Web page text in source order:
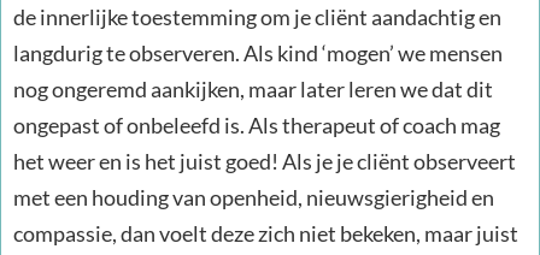
de innerlijke toestemming om je cliënt aandachtig en
langdurig te observeren. Als kind ‘mogen’ we mensen
nog ongeremd aankijken, maar later leren we dat dit
ongepast of onbeleefd is. Als therapeut of coach mag
het weer en is het juist goed! Als je je cliënt observeert
met een houding van openheid, nieuwsgierigheid en
compassie, dan voelt deze zich niet bekeken, maar juist